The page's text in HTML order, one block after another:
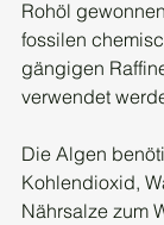
Rohöl
fossilen
gängigen
verwendet
Die Algen
Kohlendioxid,
Nährsalze zum